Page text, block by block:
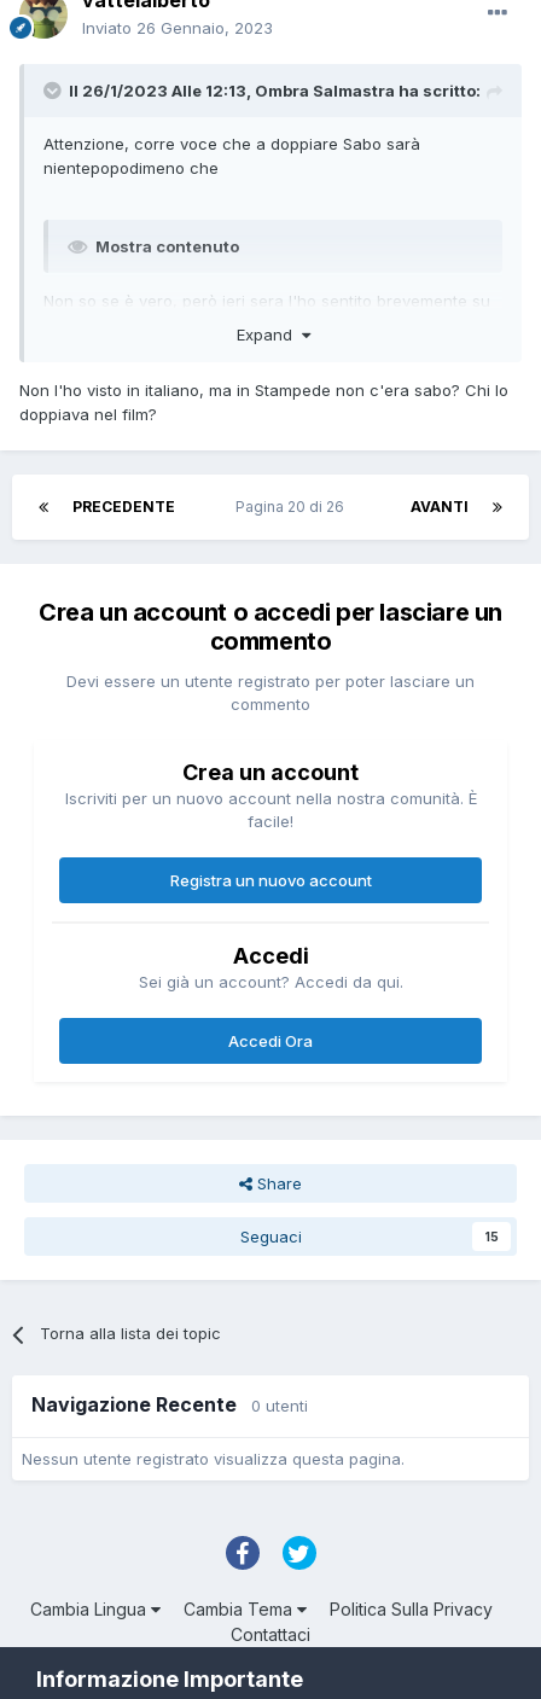
Inviato 26 Gennaio, 2023
Il 26/1/2023 Alle 12:13, Ombra Salmastra ha scritto:
Attenzione, corre voce che a doppiare Sabo sarà
nientepopodimeno che
Mostra contenuto
Non so se è vero, però ieri sera l'ho sentito brevemente su
un abitante di Dressrosa. La sua ultima partecipazione in
One Piece risale alle prime puntate dove aveva sempre dato
tempo solo per delle particine.
Expand
Non l'ho visto in italiano, ma in Stampede non c'era sabo? Chi lo
doppiava nel film?
PRECEDENTE AVANTI
Pagina 20 di 26
Crea un account o accedi per lasciare un
commento
Devi essere un utente registrato per poter lasciare un
commento
Crea un account
Iscriviti per un nuovo account nella nostra comunità. È
facile!
Registra un nuovo account
Accedi
Sei già un account? Accedi da qui.
Accedi Ora
Share
Seguaci 15
Torna alla lista dei topic
Navigazione Recente 0 utenti
Nessun utente registrato visualizza questa pagina.
Cambia Lingua Cambia Tema
Politica Sulla Privacy
Contattaci
Powered by Invision Community
Informazione Importante